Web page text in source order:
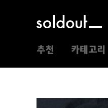
추천 카테고리